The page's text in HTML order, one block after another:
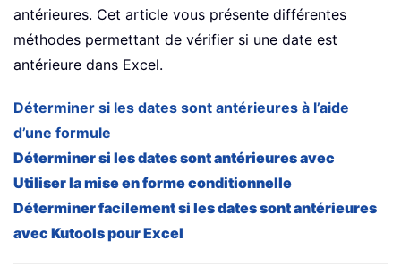
antérieures. Cet article vous présente différentes
méthodes permettant de vérifier si une date est
antérieure dans Excel.
Déterminer si les dates sont antérieures à l’aide
d’une formule
Déterminer si les dates sont antérieures avec
Utiliser la mise en forme conditionnelle
Déterminer facilement si les dates sont antérieures
avec Kutools pour Excel